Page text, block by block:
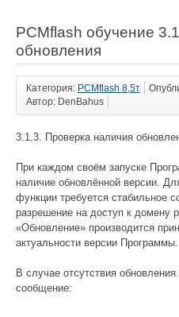
PCMflash обучение
обновления
Категория: PCMflash 8,5т
Автор: DenBahus
3.1.3. Проверка наличия
При каждом своём запуске
наличие обновлённой версии.
функции требуется стабильное
разрешение на доступ к домену
«Обновление» производится
актуальности версии Программы.
В случае отсутствия
сообщение: